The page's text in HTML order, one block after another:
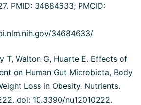
PMID: 34684633; PMCID:
34684633/
T, Walton G, Huarte E. Effects of
on Human Gut Microbiota, Body
Loss in Obesity. Nutrients.
doi: 10.3390/nu12010222.